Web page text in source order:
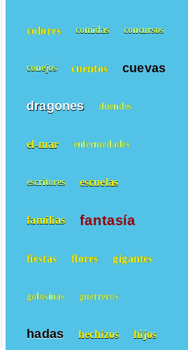
colores comidas concursos
conejos cuentos cuevas
dragones duendes
el-mar enfermedades
escritores escuelas
familias fantasía
fiestas flores gigantes
golosinas guerreros
hadas hechizos hijos